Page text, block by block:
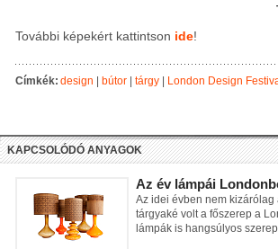
További képekért kattintson ide!
Címkék:design bútor tárgy London Design
KAPCSOLÓDÓ ANYAGOK
Az év lámpái
Az idei évben nem
tárgyaké volt a főszerep a
lámpák is hangsúlyos